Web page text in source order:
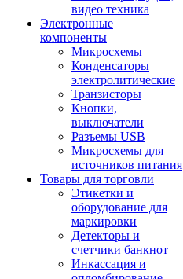
видео техника
Электронные
компоненты
Микросхемы
Конденсаторы
электролитические
Транзисторы
Кнопки,
выключатели
Разъемы USB
Микросхемы для
источников питания
Товары для торговли
Этикетки и
оборудование для
маркировки
Детекторы и
счетчики банкнот
Инкассация и